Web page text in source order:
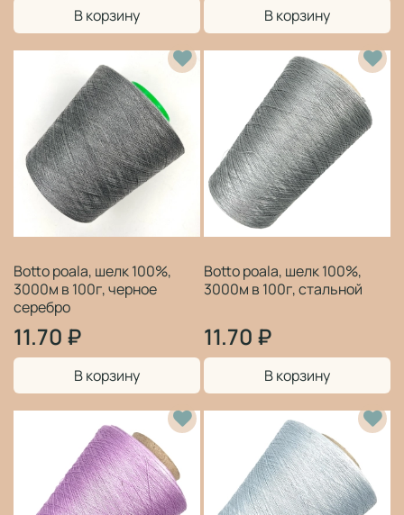
В корзину В корзину
Botto poala, шелк 100%,
3000м в 100г, черное
серебро
11.70 ₽
В корзину
Botto poala, шелк 100%,
3000м в 100г, стальной
11.70 ₽
В корзину